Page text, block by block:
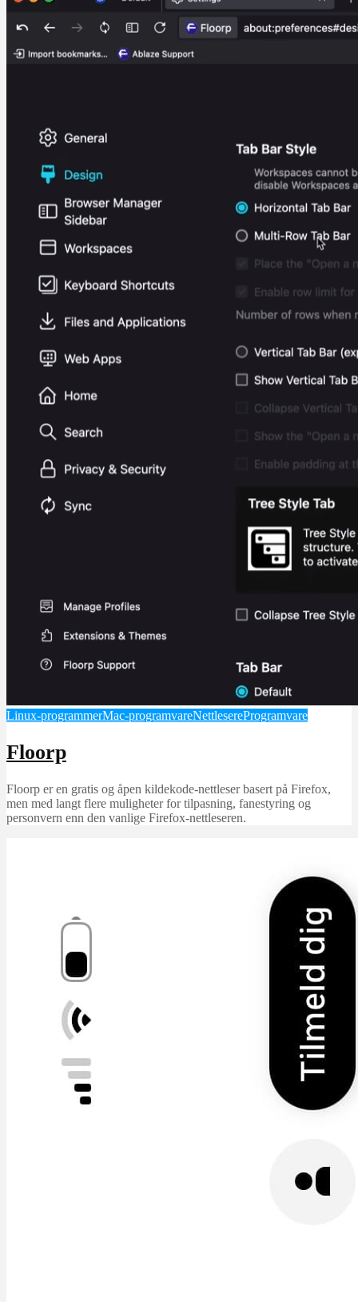
Linux-programmerMac-programvareNettlesereProgramvare
Floorp
Floorp er en gratis og åpen kildekode-nettleser basert på Firefox,
men med langt flere muligheter for tilpasning, fanestyring og
personvern enn den vanlige Firefox-nettleseren.